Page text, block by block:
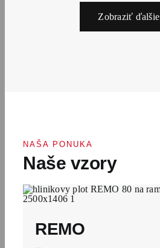
Zobraziť ďalšie
NAŠA PONUKA
Naše vzory
REMO